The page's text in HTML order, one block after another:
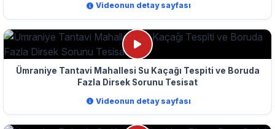
Videonun detay sayfası
Ümraniye Tantavi Mahallesi Su Kaçağı Tespiti ve Boruda
Fazla Dirsek Sorunu Tesisat
Videonun detay sayfası